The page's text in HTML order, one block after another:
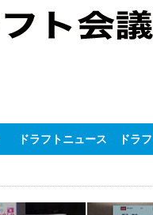
ドラフトニュース ドラ